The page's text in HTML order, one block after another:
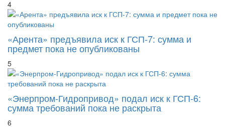
«Арента» предъявила иск к ГСП-7: сумма и
предмет пока не опубликованы
5
«Энерпром-Гидропривод» подал иск к ГСП-6:
сумма требований пока не раскрыта
6